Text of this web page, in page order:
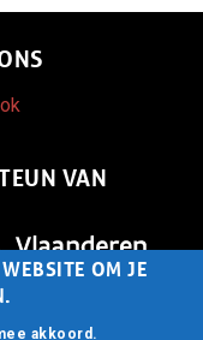
VAN
OM JE
akkoord.